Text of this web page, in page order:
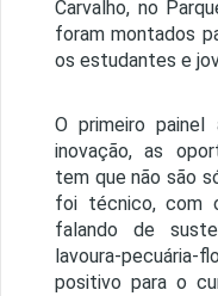
Carvalho, no
foram montados
os estudantes e
O primeiro painel
inovação, as
tem que não são
foi técnico, com
falando de
lavoura-
positivo para o